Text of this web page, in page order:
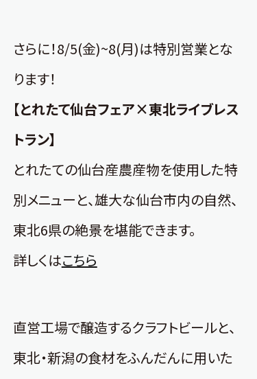
さらに！8/5(金)~8(月)は特別営業とな
ります！
【とれたて仙台フェア×東北ライブレス
トラン】
とれたての仙台産農産物を使用した特
別メニューと、雄大な仙台市内の自然、
東北6県の絶景を堪能できます。
詳しくはこちら
直営工場で醸造するクラフトビールと、
東北・新潟の食材をふんだんに用いた